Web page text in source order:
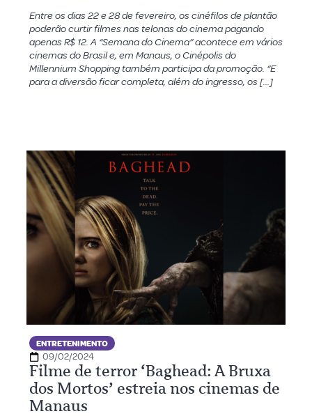
Entre os dias 22 e 28 de fevereiro, os cinéfilos de plantão
poderão curtir filmes nas telonas do cinema pagando
apenas R$ 12. A “Semana do Cinema” acontece em vários
cinemas do Brasil e, em Manaus, o Cinépolis do
Millennium Shopping também participa da promoção. “E
para a diversão ficar completa, além do ingresso, os […]
ENTRETENIMENTO
09/02/2024
Filme de terror ‘Baghead: A Bruxa
dos Mortos’ estreia nos cinemas de
Manaus